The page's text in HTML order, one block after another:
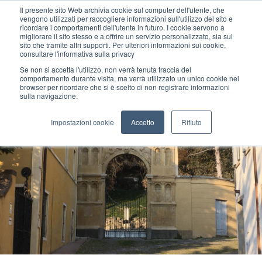
Il presente sito Web archivia cookie sul computer dell'utente, che
vengono utilizzati per raccogliere informazioni sull'utilizzo del sito e
ricordare i comportamenti dell'utente in futuro. I cookie servono a
migliorare il sito stesso e a offrire un servizio personalizzato, sia sul
sito che tramite altri supporti. Per ulteriori informazioni sui cookie,
consultare l'informativa sulla privacy
Se non si accetta l'utilizzo, non verrà tenuta traccia del
comportamento durante visita, ma verrà utilizzato un unico cookie nel
browser per ricordare che si è scelto di non registrare informazioni
sulla navigazione.
Impostazioni cookie Accetto Rifiuto
MENU